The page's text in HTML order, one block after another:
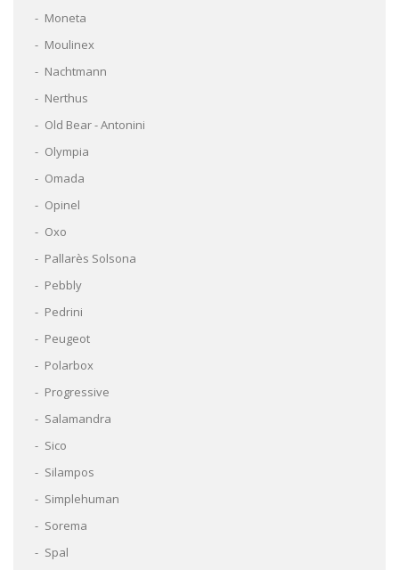
Moneta
Moulinex
Nachtmann
Nerthus
Old Bear - Antonini
Olympia
Omada
Opinel
Oxo
Pallarès Solsona
Pebbly
Pedrini
Peugeot
Polarbox
Progressive
Salamandra
Sico
Silampos
Simplehuman
Sorema
Spal